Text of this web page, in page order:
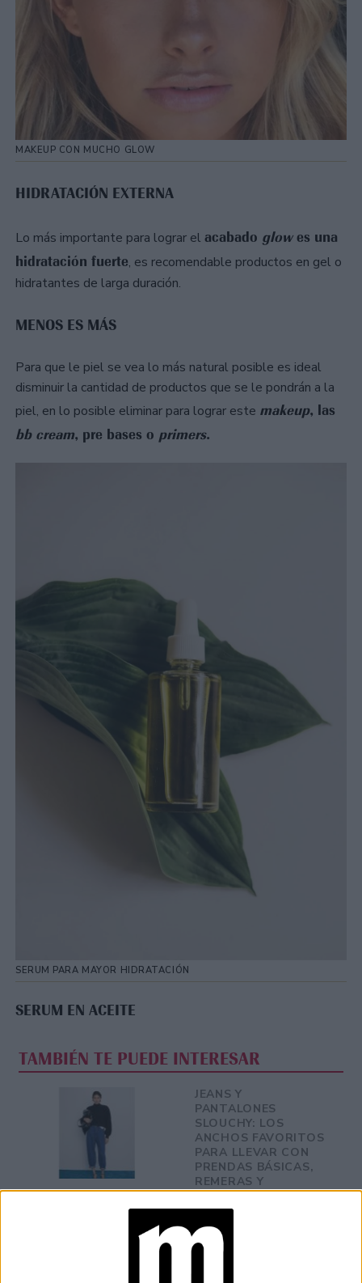
MAKEUP CON MUCHO GLOW
HIDRATACIÓN EXTERNA
Lo más importante para lograr el acabado glowes una
hidratación fuerte, es recomendable productos en gel o
hidratantes de larga duración.
MENOS ES MÁS
Para que le piel se vea lo más natural posible es ideal
disminuir la cantidad de productos que se le pondrán a la
piel, en lo posible eliminar para lograr este makeup, las
bb cream, pre bases o primers.
SERUM PARA MAYOR HIDRATACIÓN
SERUM EN ACEITE
TAMBIÉN TE PUEDE INTERESAR
JEANS Y
PANTALONES
SLOUCHY: LOS
ANCHOS FAVORITOS
PARA LLEVAR CON
PRENDAS BÁSICAS,
REMERAS Y
CARDIGANS
HORÓSCOPO DE
VERANO: ENTRE